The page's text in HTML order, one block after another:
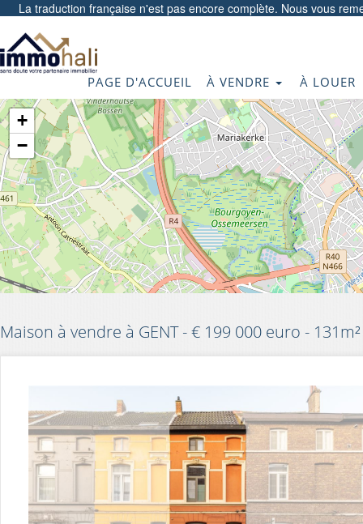
La traduction française n'est pas encore complète. Nous vous
PAGE D'ACCUEIL À VENDRE À LOUER
+
−
Maison à vendre à GENT - € 199 000 euro -